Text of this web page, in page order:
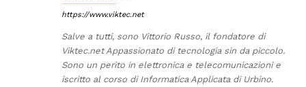
https://www.viktec.net
Salve a tutti, sono Vittorio Russo, il fondatore di
Viktec.net Appassionato di tecnologia sin da piccolo.
Sono un perito in elettronica e telecomunicazioni e
iscritto al corso di Informatica Applicata di Urbino.